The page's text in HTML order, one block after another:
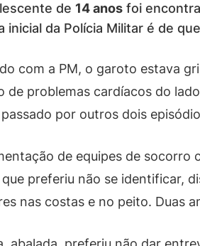
de 14 anos foi
inicial da Polícia Militar é de
com a PM, o garoto estava
de problemas cardíacos do
por outros dois
de equipes de socorro
preferiu não se identificar,
nas costas e no peito. Duas